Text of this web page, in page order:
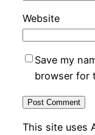
Website
Save my
browser for
This site uses